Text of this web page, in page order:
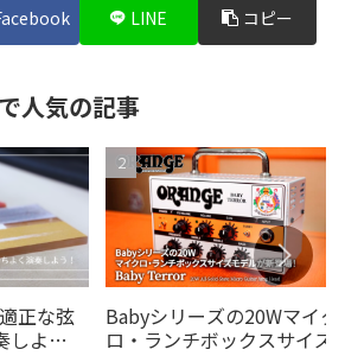
LINE コピー
人気の記事
正な弦
しよ
Babyシリーズの20Wマイク
ロ・ランチボックスサイズ